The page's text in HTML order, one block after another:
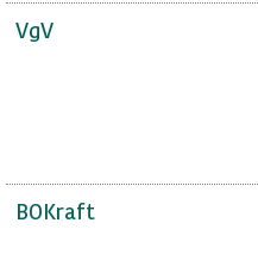
VgV
BOKraft